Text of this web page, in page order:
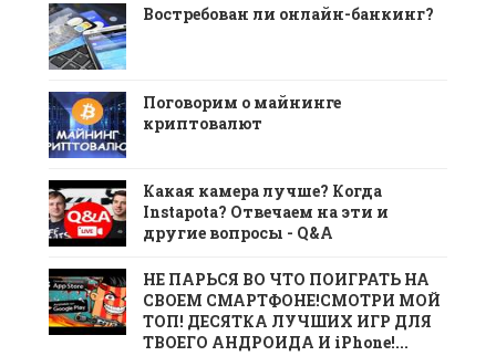
Востребован ли онлайн-банкинг?
Поговорим о майнинге
криптовалют
Какая камера лучше? Когда
Instapota? Отвечаем на эти и
другие вопросы - Q&A
НЕ ПАРЬСЯ ВО ЧТО ПОИГРАТЬ НА
СВОЕМ СМАРТФОНЕ!СМОТРИ МОЙ
ТОП! ДЕСЯТКА ЛУЧШИХ ИГР ДЛЯ
ТВОЕГО АНДРОИДА И iPhone!...